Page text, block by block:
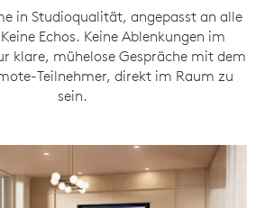
in Studioqualität, angepasst an alle
Echos. Keine Ablenkungen im
klare, mühelose Gespräche mit dem
Teilnehmer, direkt im Raum zu
sein.